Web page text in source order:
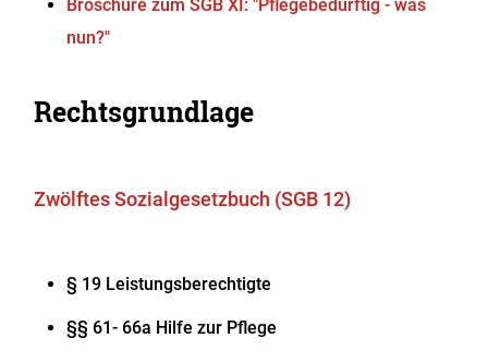
Broschüre zum SGB XI: "Pflegebedürftig - was
nun?"
Rechtsgrundlage
Zwölftes Sozialgesetzbuch (SGB 12)
§ 19 Leistungsberechtigte
§§ 61- 66a Hilfe zur Pflege